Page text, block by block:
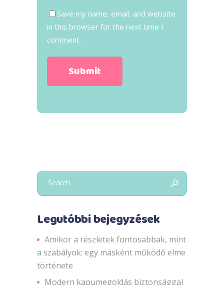
Save my name, email, and website
in this browser for the next time I
comment.
Search
for:
Legutóbbi bejegyzések
Amikor a részletek fontosabbak, mint
a szabályok: egy másként működő elme
története
Modern kapumegoldás biztonsággal